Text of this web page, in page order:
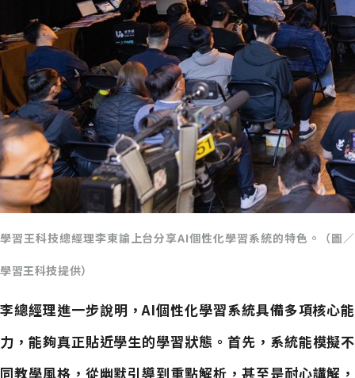
學習王科技總經理李東諭上台分享AI個性化學習系統的特色。（圖／
學習王科技提供）
李總經理進一步說明，AI個性化學習系統具備多項核心能
力，能夠真正貼近學生的學習狀態。首先，系統能模擬不
同教學風格，從幽默引導到重點解析，甚至是耐心講解，